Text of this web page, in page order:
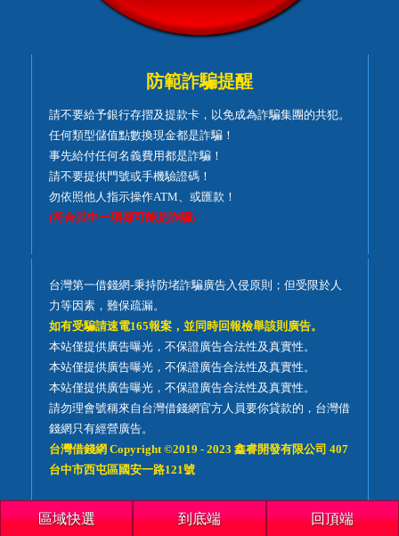
防範詐騙提醒
請不要給予銀行存摺及提款卡，以免成為詐騙集團的共犯。
任何類型儲值點數換現金都是詐騙！
事先給付任何名義費用都是詐騙！
請不要提供門號或手機驗證碼！
勿依照他人指示操作ATM、或匯款！
(符合其中一項都可能是詐騙)
台灣第一借錢網-秉持防堵詐騙廣告入侵原則；但受限於人
力等因素，難保疏漏。
如有受騙請速電165報案，並同時回報檢舉該則廣告。
本站僅提供廣告曝光，不保證廣告合法性及真實性。
本站僅提供廣告曝光，不保證廣告合法性及真實性。
本站僅提供廣告曝光，不保證廣告合法性及真實性。
請勿理會號稱來自台灣借錢網官方人員要你貸款的，台灣借
錢網只有經營廣告。
台灣借錢網 Copyright ©2019 - 2023 鑫睿開發有限公司 407
台中市西屯區國安一路121號
區域快選 到底端 回頂端